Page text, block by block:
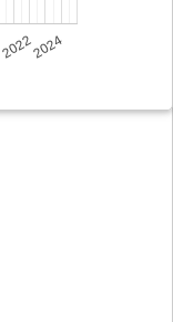
20222024